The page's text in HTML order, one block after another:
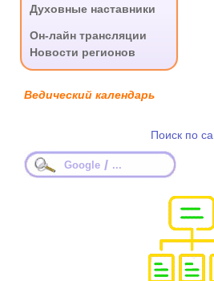
Духовные наставники
Он-лайн трансляции
Новости регионов
Ведический календарь
Поиск по
Google / ...